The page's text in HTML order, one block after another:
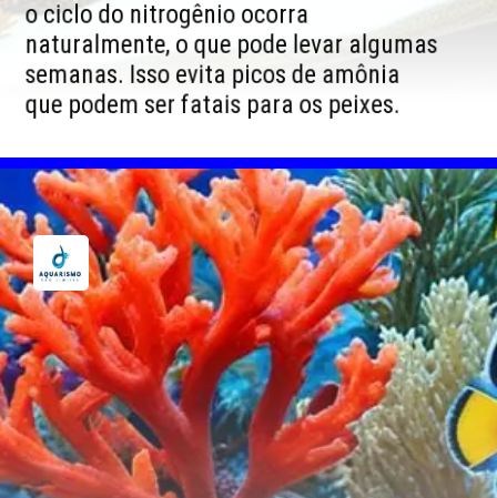
o ciclo do nitrogênio ocorra
naturalmente, o que pode levar algumas
semanas. Isso evita picos de amônia
que podem ser fatais para os peixes.